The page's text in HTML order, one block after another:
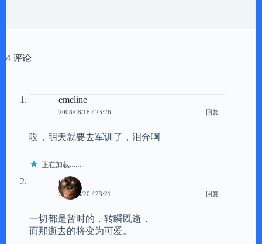
4 评论
emeline
2008/08/18 / 23:26 回复
哎，明天就要去军训了，泪奔啊
正在加载……
cdds
2008/08/20 / 23:21 回复
一切都是暂时的，转瞬既逝，
而那逝去的将变为可爱。